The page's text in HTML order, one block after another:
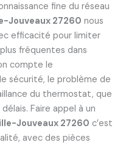
fine du réseau
Jouveaux 27260 nous
efficacité pour limiter
fréquentes dans
compte le
sécurité, le problème de
du thermostat, que
Faire appel à un
Jouveaux 27260 c’est
avec des pièces